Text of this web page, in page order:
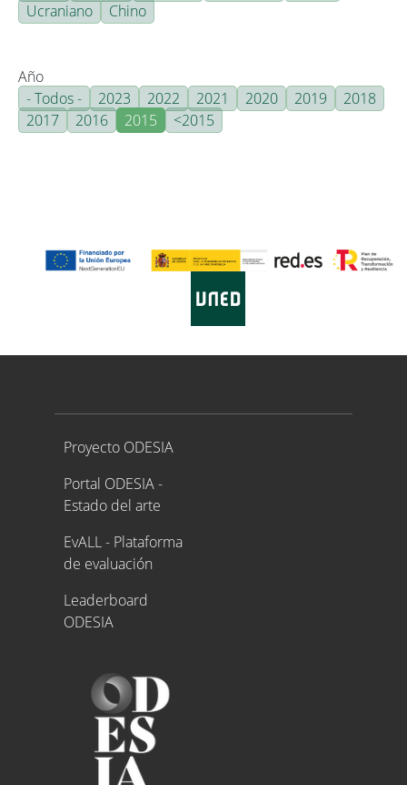
Ucraniano
Chino
Año
- Todos -
2023 2022 2021 2020 2019
2018
2017
2016 2015 <2015
Proyecto ODESIA
Proyecto ODESIA
Portal ODESIA -
Estado del arte
EvALL - Plataforma
de evaluación
Leaderboard
ODESIA